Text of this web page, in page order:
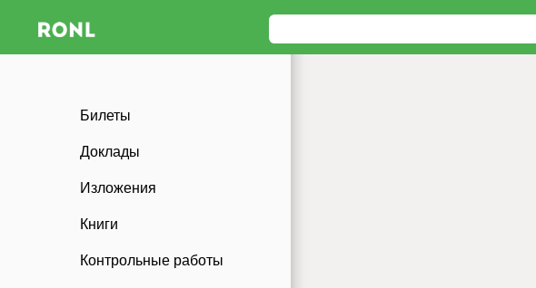
Билеты
Доклады
Изложения
Книги
Контрольные работы